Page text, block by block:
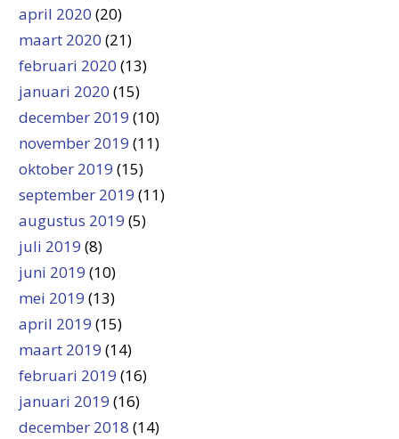
april 2020 (20)
maart 2020 (21)
februari 2020 (13)
januari 2020 (15)
december 2019 (10)
november 2019 (11)
oktober 2019 (15)
september 2019 (11)
augustus 2019 (5)
juli 2019 (8)
juni 2019 (10)
mei 2019 (13)
april 2019 (15)
maart 2019 (14)
februari 2019 (16)
januari 2019 (16)
december 2018 (14)